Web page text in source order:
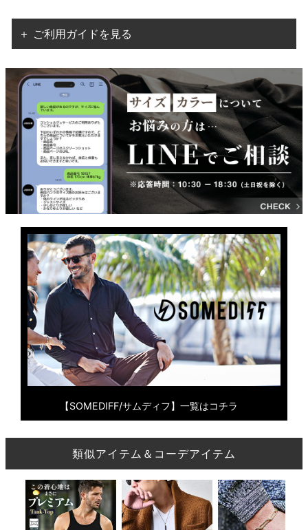
＋ ご利用ガイドを見る
【SOMEDIFF/サムディフ】一覧はコチラ
類似アイテム＆コーデアイテム